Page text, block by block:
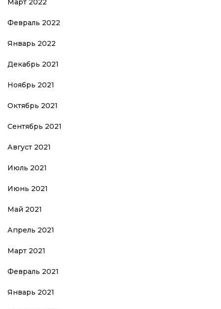
Март 2022
Февраль 2022
Январь 2022
Декабрь 2021
Ноябрь 2021
Октябрь 2021
Сентябрь 2021
Август 2021
Июль 2021
Июнь 2021
Май 2021
Апрель 2021
Март 2021
Февраль 2021
Январь 2021